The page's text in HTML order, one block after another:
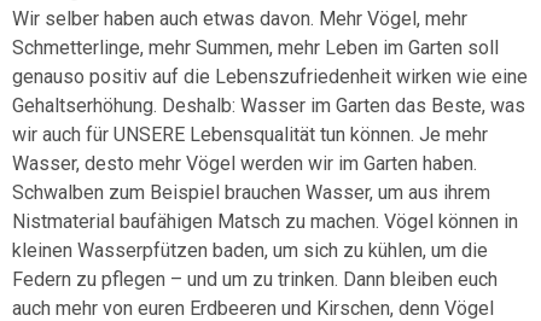
Wir selber haben auch etwas davon. Mehr Vögel, mehr
Schmetterlinge, mehr Summen, mehr Leben im Garten soll
genauso positiv auf die Lebenszufriedenheit wirken wie eine
Gehaltserhöhung. Deshalb: Wasser im Garten das Beste, was
wir auch für UNSERE Lebensqualität tun können. Je mehr
Wasser, desto mehr Vögel werden wir im Garten haben.
Schwalben zum Beispiel brauchen Wasser, um aus ihrem
Nistmaterial baufähigen Matsch zu machen. Vögel können in
kleinen Wasserpfützen baden, um sich zu kühlen, um die
Federn zu pflegen – und um zu trinken. Dann bleiben euch
auch mehr von euren Erdbeeren und Kirschen, denn Vögel